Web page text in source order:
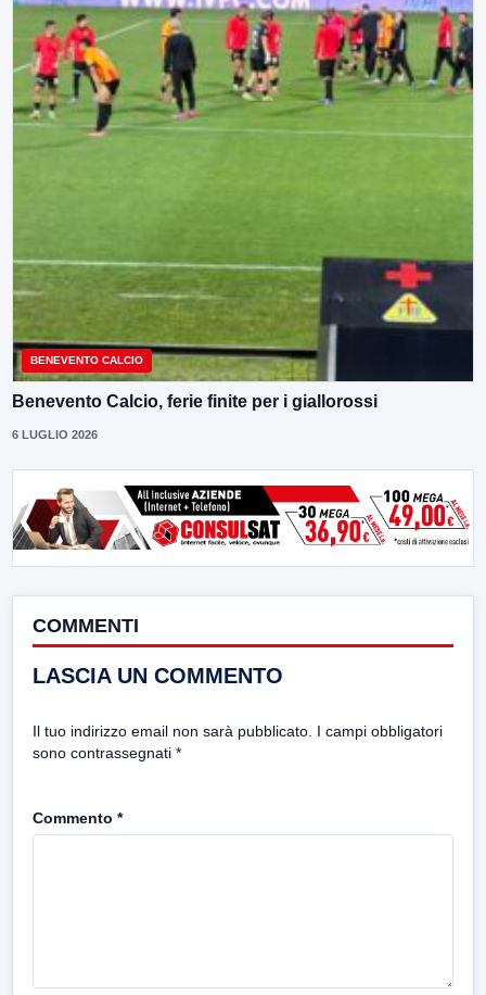
BENEVENTO CALCIO
Benevento Calcio, ferie finite per i giallorossi
6 LUGLIO 2026
COMMENTI
LASCIA UN COMMENTO
Il tuo indirizzo email non sarà pubblicato. I campi obbligatori
sono contrassegnati *
Commento *